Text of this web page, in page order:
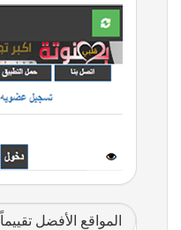
المواقع الأفضل تقييماً